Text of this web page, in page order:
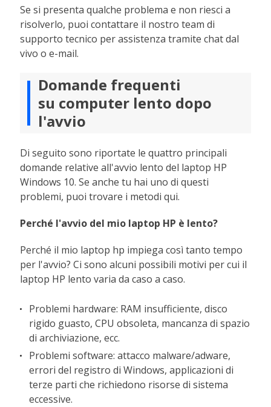
Se si presenta qualche problema e non riesci a
risolverlo, puoi contattare il nostro team di
supporto tecnico per assistenza tramite chat dal
vivo o e-mail.
Domande frequenti
su computer lento dopo
l'avvio
Di seguito sono riportate le quattro principali
domande relative all'avvio lento del laptop HP
Windows 10. Se anche tu hai uno di questi
problemi, puoi trovare i metodi qui.
Perché l'avvio del mio laptop HP è lento?
Perché il mio laptop hp impiega così tanto tempo
per l'avvio? Ci sono alcuni possibili motivi per cui il
laptop HP lento varia da caso a caso.
Problemi hardware: RAM insufficiente, disco
rigido guasto, CPU obsoleta, mancanza di spazio
di archiviazione, ecc.
Problemi software: attacco malware/adware,
errori del registro di Windows, applicazioni di
terze parti che richiedono risorse di sistema
eccessive.